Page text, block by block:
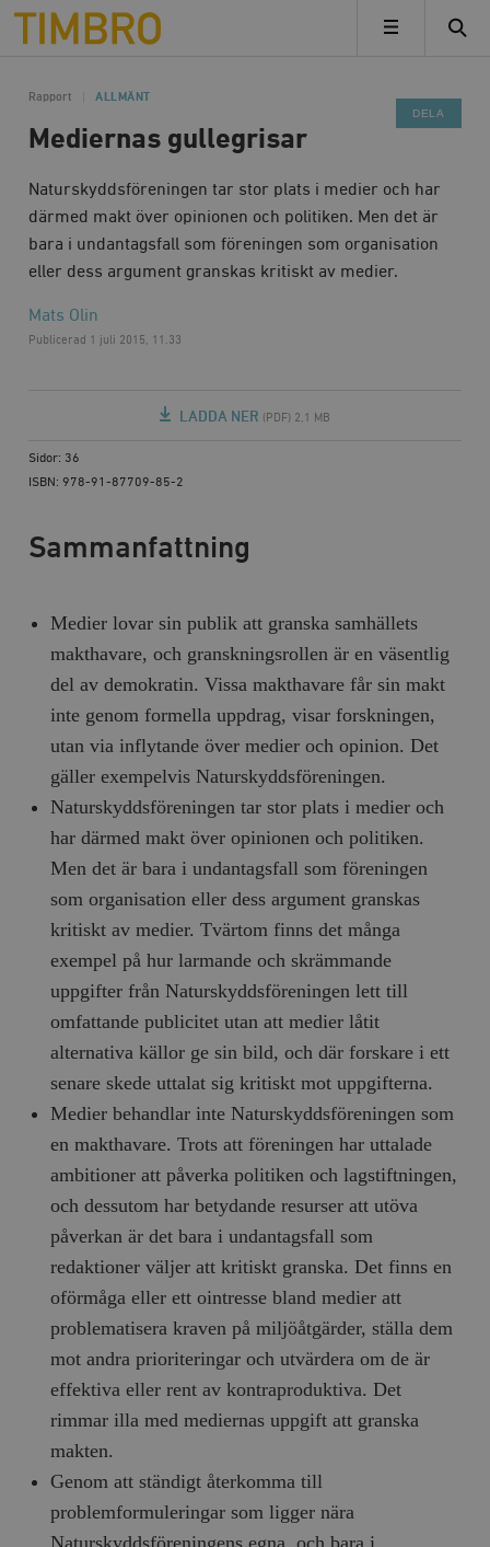
Timbro
MENY
Rapport ALLMÄNT
Mediernas gullegrisar
Naturskyddsföreningen tar stor plats i medier och har
därmed makt över opinionen och politiken. Men det är
bara i undantagsfall som föreningen som organisation
eller dess argument granskas kritiskt av medier.
Mats Olin
Publicerad 1 juli 2015, 11.33
LADDA NER (PDF) 2,1 MB
Sidor: 36
ISBN: 978-91-87709-85-2
Sammanfattning
Medier lovar sin publik att granska samhällets
makthavare, och granskningsrollen är en väsentlig
del av demokratin. Vissa makthavare får sin makt
inte genom formella uppdrag, visar forskningen,
utan via inflytande över medier och opinion. Det
gäller exempelvis Naturskyddsföreningen.
Naturskyddsföreningen tar stor plats i medier och
har därmed makt över opinionen och politiken.
Men det är bara i undantagsfall som föreningen
som organisation eller dess argument granskas
kritiskt av medier. Tvärtom finns det många
exempel på hur larmande och skrämmande
uppgifter från Naturskyddsföreningen lett till
omfattande publicitet utan att medier låtit
alternativa källor ge sin bild, och där forskare i ett
senare skede uttalat sig kritiskt mot uppgifterna.
Medier behandlar inte Naturskyddsföreningen som
en makthavare. Trots att föreningen har uttalade
ambitioner att påverka politiken och lagstiftningen,
och dessutom har betydande resurser att utöva
påverkan är det bara i undantagsfall som
redaktioner väljer att kritiskt granska. Det finns en
oförmåga eller ett ointresse bland medier att
problematisera kraven på miljöåtgärder, ställa dem
mot andra prioriteringar och utvärdera om de är
effektiva eller rent av kontraproduktiva. Det
rimmar illa med mediernas uppgift att granska
makten.
Genom att ständigt återkomma till
problemformuleringar som ligger nära
DELA